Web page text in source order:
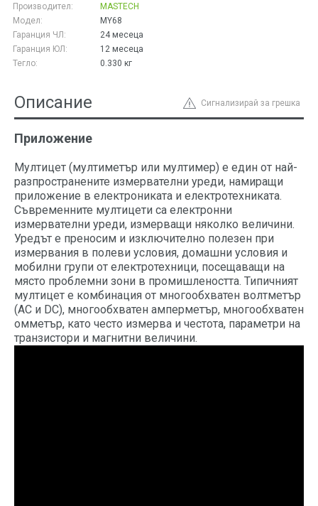
Производител:
MASTECH
Модел:
MY68
Гаранция ЧЛ:
24 месеца
Гаранция ЮЛ:
12 месеца
Тегло:
0.330 кг
Сигнализирай за грешка
Описание
Приложение
Мултицет (мултиметър или мултимер) е един от най-
разпространените измервателни уреди, намиращи
приложение в електрониката и електротехниката.
Съвременните мултицети са електронни
измервателни уреди, измерващи няколко величини.
Уредът е преносим и изключително полезен при
измервания в полеви условия, домашни условия и
мобилни групи от електротехници, посещаващи на
място проблемни зони в промишлеността. Типичният
мултицет е комбинация от многообхватен волтметър
(AC и DC), многообхватен амперметър, многообхватен
омметър, като често измерва и честота, параметри на
транзистори и магнитни величини.